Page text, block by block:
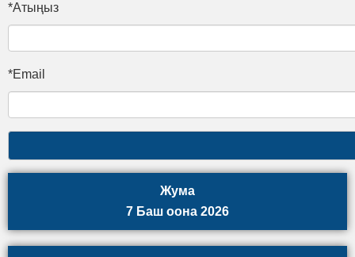
*Атыңыз
*Email
Жума
7 Баш оона 2026